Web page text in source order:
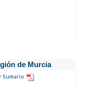
de Murcia
Sumario